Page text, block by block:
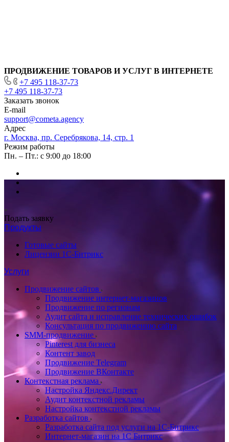
ПРОДВИЖЕНИЕ ТОВАРОВ И УСЛУГ В ИНТЕРНЕТЕ
+7 495 118-37-73
+7 495 118-37-73
Заказать звонок
E-mail
support@cometa.agency
Адрес
г. Москва, пр. Серебрякова, 14, стр. 1
Режим работы
Пн. – Пт.: с 9:00 до 18:00
Подать заявку
Продукты
Готовые сайты
Лицензии 1С-Битрикс
Услуги
Продвижение сайтов
Продвижение интернет-магазинов
Продвижение по регионам
Аудит сайта и исправление технических ошибок
Консультация по продвижению сайта
SMM-продвижение
Pinterest для бизнеса
Контент завод
Продвижение Telegram
Продвижение ВКонтакте
Контекстная реклама
Настройка Яндекс.Директ
Аудит контекстной рекламы
Настройка контекстной рекламы
Разработка сайтов
Разработка сайта под услуги на 1С-Битрикс
Интернет-магазин на 1С Битрикс